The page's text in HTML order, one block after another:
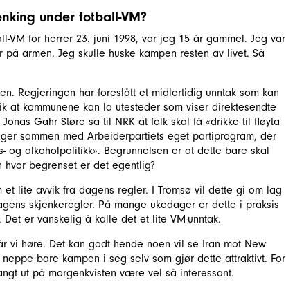
under fotball-VM?
VM for herrer 23. juni 1998, var jeg 15 år gammel. Jeg var
armen. Jeg skulle huske kampen resten av livet. Så
Regjeringen har foreslått et midlertidig unntak som kan
at kommunene kan la utesteder som viser direktesendte
Gahr Støre sa til NRK at folk skal få «drikke til fløyta
sammen med Arbeiderpartiets eget partiprogram, der
og alkoholpolitikk». Begrunnelsen er at dette bare skal
begrenset er det egentlig?
et lite avvik fra dagens regler. I Tromsø vil dette gi om lag
skjenkeregler. På mange ukedager er dette i praksis
er vanskelig å kalle det et lite VM-unntak.
vi høre. Det kan godt hende noen vil se Iran mot New
bare kampen i seg selv som gjør dette attraktivt. For
ut på morgenkvisten være vel så interessant.